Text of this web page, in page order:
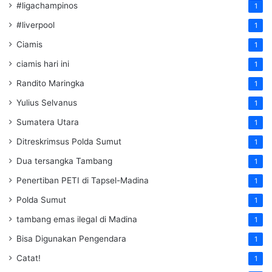
#ligachampinos 1
#liverpool 1
Ciamis 1
ciamis hari ini 1
Randito Maringka 1
Yulius Selvanus 1
Sumatera Utara 1
Ditreskrimsus Polda Sumut 1
Dua tersangka Tambang 1
Penertiban PETI di Tapsel-Madina 1
Polda Sumut 1
tambang emas ilegal di Madina 1
Bisa Digunakan Pengendara 1
Catat! 1